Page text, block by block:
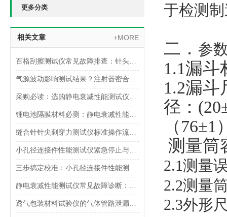
更多分类
相关文章 +MORE
百格刮擦测试仪常见故障排查：针头磨损与运动轨迹偏移
气源波动影响测试结果？注射器密合性正压测试仪的稳压设计分析
采购必读：选购静电衰减性能测试仪的5个核心参数与避坑指南
锂电池隔膜材料必测：静电衰减性能测试仪的操作难点突破
缝合针针尖刺穿力测试仪标准操作流程（SOP）及实验员培训要点
小孔径连接件性能测试仪紧急停止与异常状态下的安全复位操作
三步搞定校准：小孔径连接件性能测试仪的每日开机自检流程详解
静电衰减性能测试仪常见故障诊断：充电不稳定与电位漂移排查
透气包装材料试验仪的气体管路泄漏防护与废气排放系统详解
于检测
二． 参
1.1漏斗
1.2漏斗
径： (20
（76±1
测量筒
2.1测量
2.2测量
2.3外形